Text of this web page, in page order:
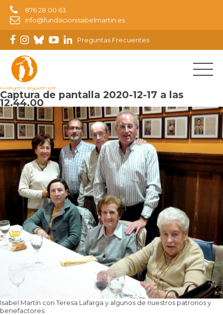
876 28 00 63
info@fundacionisabelmartin.es
Preguntas Frecuentes
Imagen anterior
Imagen siguiente
Captura de pantalla 2020-12-17 a las
12.44.00
Isabel Martín con Teresa Lafarga y algunos de nuestros patronos y
benefactores.